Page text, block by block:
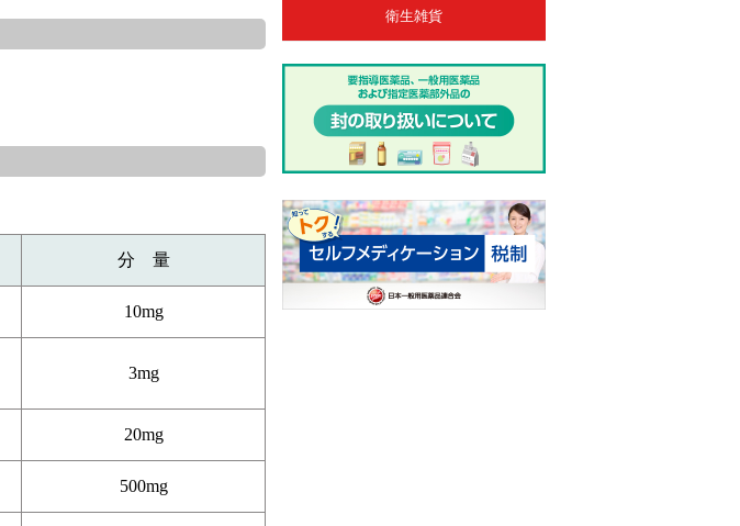
分 量
10mg
3mg
20mg
500mg
衛生雑貨